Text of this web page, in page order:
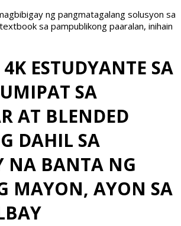
ng pangmatagalang solusyon sa
sa pampublikong paaralan, inihain
ESTUDYANTE SA
SA
AT BLENDED
DAHIL SA
NA BANTA NG
MAYON, AYON SA